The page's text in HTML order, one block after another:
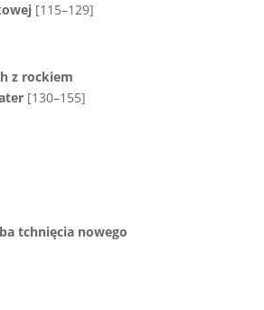
[115–129]
z rockiem
[130–155]
tchnięcia nowego